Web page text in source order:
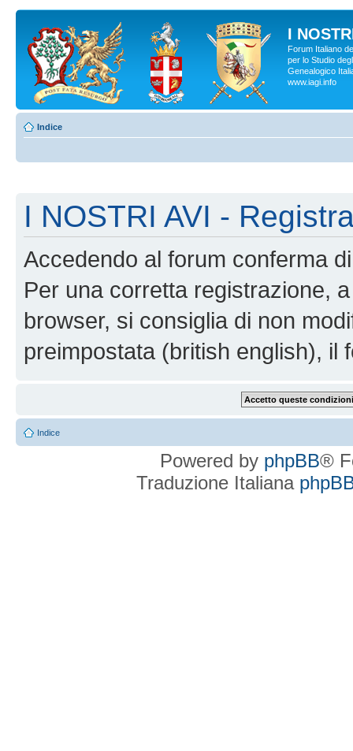
I
Forum Italiano
per lo Studio
Genealogico
www.iagi.info
Indice
I NOSTRI AVI -
Accedendo al forum conferma
Per una corretta registrazione,
browser, si consiglia di non
preimpostata (british english), il
Indice
Powered by phpBB®
Traduzione Italiana